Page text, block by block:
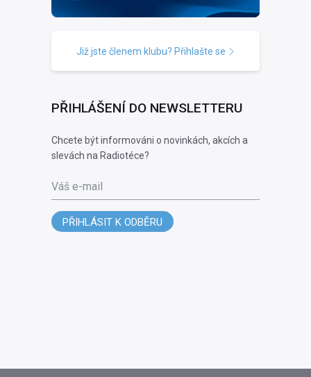
Již jste členem klubu? Přihlašte se
PŘIHLÁŠENÍ DO NEWSLETTERU
Chcete být informováni o novinkách, akcích a
slevách na Radiotéce?
Váš e-mail
PŘIHLÁSIT K ODBĚRU